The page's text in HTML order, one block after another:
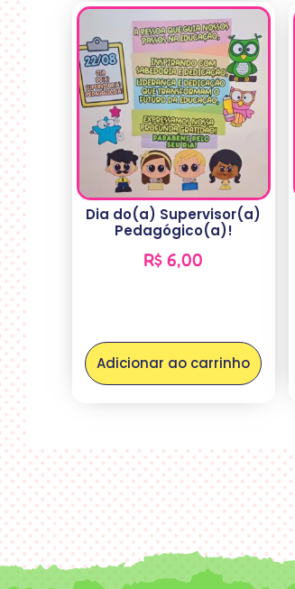
Dia do(a) Supervisor(a)
Pedagógico(a)!
R$ 6,00
Adicionar ao carrinho